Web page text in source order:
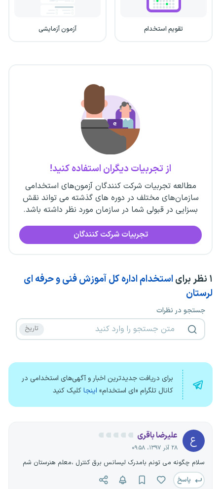
تقویم استخدام آزمون آزمایشی
از تجربیات دیگران استفاده کنید!
مطالعه تجربیات شرکت کنندگان آزمون‌های استخدامی
سازمان‌های مختلف در دوره های گذشته می تواند نقش
بسزایی در قبولی شما در سازمان مورد نظر داشته باشد.
تجربیات شرکت کنندگان
۱ نظر برای استخدام اداره کل آموزش فنی و حرفه ای
لرستان
جستجو در نظرات
برای دریافت جدیدترین اخبار و آگهی‌های استخدامی در
کانال تلگرام «ای استخدام» اینجاکلیک کنید
ع علیرضا باقری
۲۸ آذر ۱۳۹۷، ۰۹:۵۸
سلام چگونه می تونم بامدرک لیسانس برق کنترل ،معلم هنرستان شم
پاسخ